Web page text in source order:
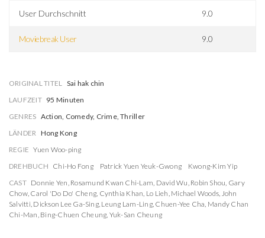
User Durchschnitt 9.0
Moviebreak User 9.0
ORIGINAL TITEL Sai hak chin
LAUFZEIT 95 Minuten
GENRES Action, Comedy, Crime, Thriller
LÄNDER Hong Kong
REGIE Yuen Woo-ping
DREHBUCH Chi-Ho Fong Patrick Yuen Yeuk-Gwong
Kwong-Kim Yip
CAST Donnie Yen, Rosamund Kwan Chi-Lam, David Wu, Robin Shou, Gary
Chow, Carol 'Do Do' Cheng, Cynthia Khan, Lo Lieh, Michael Woods, John
Salvitti, Dickson Lee Ga-Sing, Leung Lam-Ling, Chuen-Yee Cha, Mandy Chan
Chi-Man, Bing-Chuen Cheung, Yuk-San Cheung